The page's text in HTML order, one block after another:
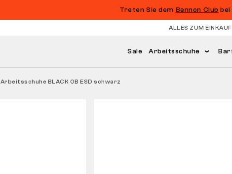
Treten Sie dem Bennon Club bei
ALLES ZUM EINKAUF
Sale Arbeitsschuhe
Arbeitsschuhe BLACK OB ESD schwarz